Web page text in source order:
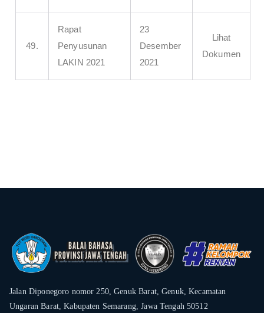
49.
Rapat
Penyusunan
LAKIN 2021
23
Desember
2021
Lihat
Dokumen
Jalan Diponegoro nomor 250, Genuk Barat, Genuk, Kecamatan
Ungaran Barat, Kabupaten Semarang, Jawa Tengah 50512